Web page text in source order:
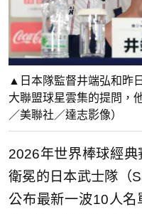
▲日本隊監督井端弘和昨
大聯盟球星雲集的提問，
／美聯社／達志影像）
2026年世界棒球經
衛冕的日本武士隊（
公布最新一波10人